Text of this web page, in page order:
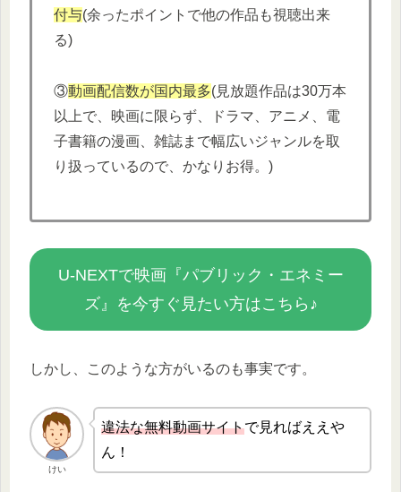
付与(余ったポイントで他の作品も視聴出来
る)
③動画配信数が国内最多(見放題作品は30万本
以上で、映画に限らず、ドラマ、アニメ、電
子書籍の漫画、雑誌まで幅広いジャンルを取
り扱っているので、かなりお得。)
U-NEXTで映画『パブリック・エネミー
ズ』を今すぐ見たい方はこちら♪
しかし、このような方がいるのも事実です。
けい
違法な無料動画サイトで見ればええや
ん！